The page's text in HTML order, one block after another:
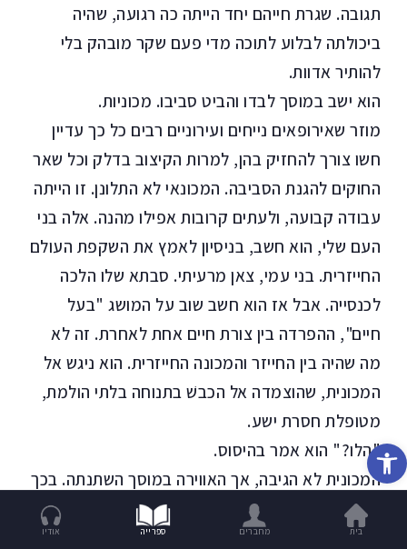
פתח סרגל נגישות
תגובה. שגרת חייהם יחד הייתה כה רגועה, שהיה
ביכולתה לבלוע לתוכה מדי פעם שקר מובהק בלי
להותיר אדוות.
הוא ישב במוסך לבדו והביט סביבו. מכוניות.
מוזר שאירופאים נייחים ועירוניים רבים כל כך עדיין
חשו צורך להחזיק בהן, למרות הקיצוב בדלק וכל שאר
החוקים להגנת הסביבה. המכונאי לא התלונן. זו הייתה
עבודה קבועה, ולעתים קרובות אפילו מהנה. אלה בני
העם שלי, הוא חשב, בניסיון לאמץ את השקפת העולם
החייזרית. בני עמי, צאן מרעיתי. סבתא שלו הלכה
לכנסייה. אבל אז הוא חשב שוב על המושג "בעל
חיים", ההפרדה בין צורת חיים אחת לאחרת. זה לא
מה שהיה בין החייזר והמכונה החייזרית. הוא ניגש אל
המכונית, שהוצמדה אל הכבשׁ בתנוחה בלתי הולמת,
מטופלת חסרת ישע.
"הלו?" הוא אמר בהיסוס.
המכונית לא הגיבה, אך האווירה במוסך השתנתה. בכך
שדיבר אליה בקול רם הוא שינה דבר מה: את תפיסתו
שלו. למען האמת הוא הביך את עצמו. כמעט הצליח
בית מחברים ספרייה אודיו